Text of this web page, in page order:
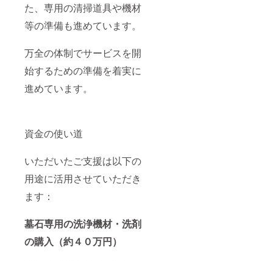
た、専用の清掃道具や機材
等の準備も進めています。
万全の体制でサービスを開
始するための準備を着実に
進めています。
資金の使い道
いただいたご支援は以下の
用途に活用させていただき
ます：
墓石専用の洗浄機材・洗剤
の購入（約４０万円）